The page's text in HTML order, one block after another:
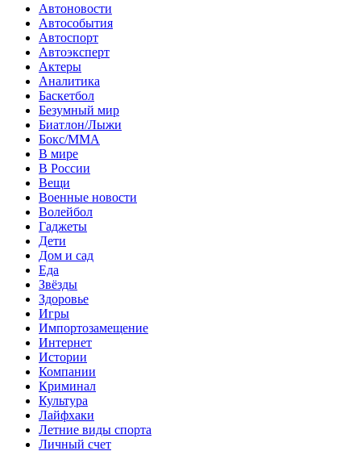
Автоновости
Автособытия
Автоспорт
Автоэксперт
Актеры
Аналитика
Баскетбол
Безумный мир
Биатлон/Лыжи
Бокс/MMA
В мире
В России
Вещи
Военные новости
Волейбол
Гаджеты
Дети
Дом и сад
Еда
Звёзды
Здоровье
Игры
Импортозамещение
Интернет
Истории
Компании
Криминал
Культура
Лайфхаки
Летние виды спорта
Личный счет